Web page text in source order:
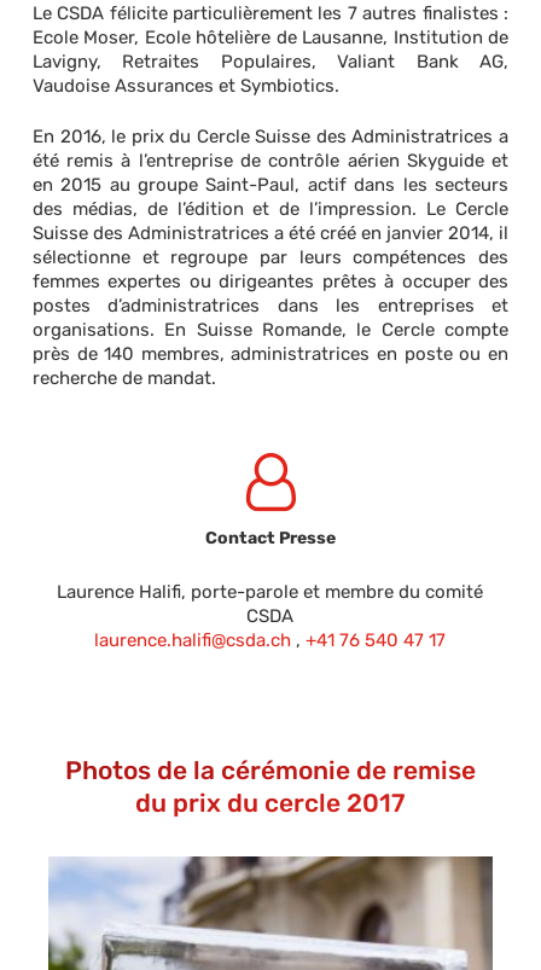
Le CSDA félicite particulièrement les 7 autres finalistes :
Ecole Moser, Ecole hôtelière de Lausanne, Institution de
Lavigny, Retraites Populaires, Valiant Bank AG,
Vaudoise Assurances et Symbiotics.
En 2016, le prix du Cercle Suisse des Administratrices a
été remis à l’entreprise de contrôle aérien Skyguide et
en 2015 au groupe Saint-Paul, actif dans les secteurs
des médias, de l’édition et de l’impression. Le Cercle
Suisse des Administratrices a été créé en janvier 2014, il
sélectionne et regroupe par leurs compétences des
femmes expertes ou dirigeantes prêtes à occuper des
postes d’administratrices dans les entreprises et
organisations. En Suisse Romande, le Cercle compte
près de 140 membres, administratrices en poste ou en
recherche de mandat.
Contact Presse
Laurence Halifi, porte-parole et membre du comité
CSDA
laurence.halifi@csda.ch ,+41 76 540 47 17
Photos de la cérémonie de remise
du prix du cercle 2017